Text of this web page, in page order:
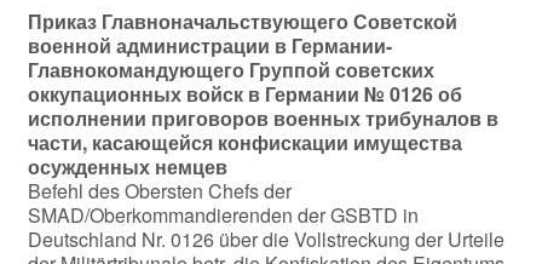
Приказ Главноначальствующего Советской
военной администрации в Германии-
Главнокомандующего Группой советских
оккупационных войск в Германии № 0126 об
исполнении приговоров военных трибуналов в
части, касающейся конфискации имущества
осужденных немцев
Befehl des Obersten Chefs der
SMAD/Oberkommandierenden der GSBTD in
Deutschland Nr. 0126 über die Vollstreckung der Urteile